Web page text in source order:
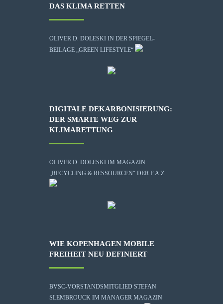
DAS KLIMA RETTEN
OLIVER D. DOLESKI IN DER SPIEGEL-
BEILAGE „GREEN LIFESTYLE“
DIGITALE DEKARBONISIERUNG:
DER SMARTE WEG ZUR
KLIMARETTUNG
OLIVER D. DOLESKI IM MAGAZIN
„RECYCLING & RESSOURCEN“ DER F.A.Z.
WIE KOPENHAGEN MOBILE
FREIHEIT NEU DEFINIERT
BVSC-VORSTANDSMITGLIED STEFAN
SLEMBROUCK IM MANAGER MAGAZIN